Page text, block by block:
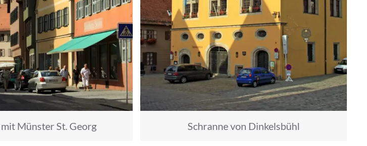
Münster St. Georg Schranne von Dinkelsbühl